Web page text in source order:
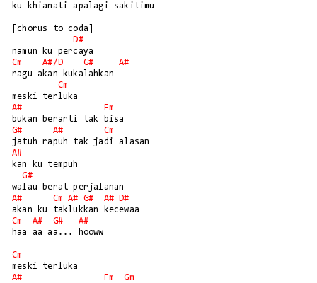
ku khianati apalagi sakitimu
[chorus to coda]
D#
Cm
A#/ D G#
A#
ragu akan kukalahkan
Cm
A#
Fm
G#
A#
Cm
A#
kan ku tempuh
G#
A#
Cm A# G# A#
D#
Cm
A# G#
A#
haa aa aa... hooww
Cm
A#
Fm
Gm